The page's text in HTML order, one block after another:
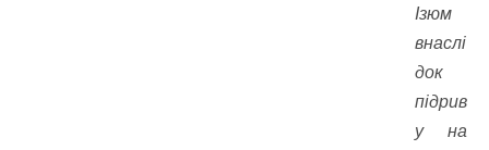
Ізюм
внаслі
док
підрив
у на